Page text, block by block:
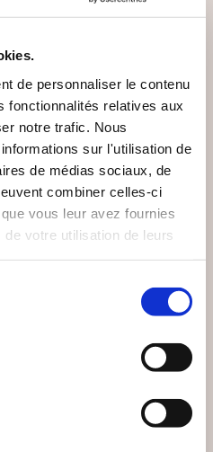
de personnaliser le contenu
fonctionnalités relatives aux
notre trafic. Nous
sur l'utilisation de
de médias sociaux, de
combiner celles-ci
vous leur avez fournies
votre utilisation de leurs
AUSSI
(24 avis)
Damien LANDEAU
TOURMENTES